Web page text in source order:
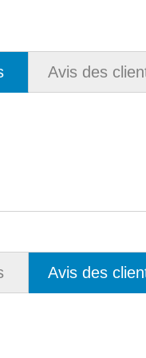
Avis des
Avis des